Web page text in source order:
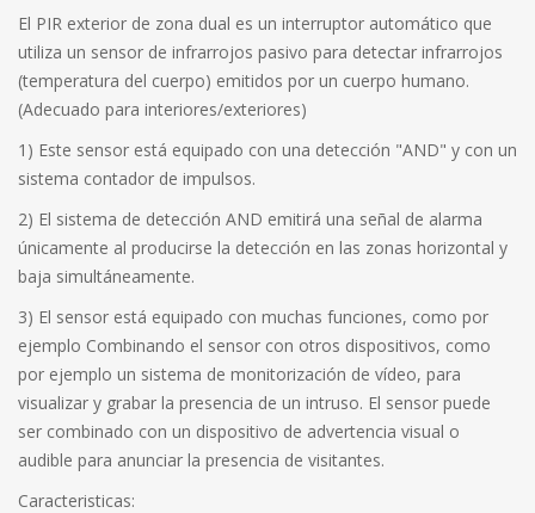
El PIR exterior de zona dual es un interruptor automático que
utiliza un sensor de infrarrojos pasivo para detectar infrarrojos
(temperatura del cuerpo) emitidos por un cuerpo humano.
(Adecuado para interiores/exteriores)
1) Este sensor está equipado con una detección "AND" y con un
sistema contador de impulsos.
2) El sistema de detección AND emitirá una señal de alarma
únicamente al producirse la detección en las zonas horizontal y
baja simultáneamente.
3) El sensor está equipado con muchas funciones, como por
ejemplo Combinando el sensor con otros dispositivos, como
por ejemplo un sistema de monitorización de vídeo, para
visualizar y grabar la presencia de un intruso. El sensor puede
ser combinado con un dispositivo de advertencia visual o
audible para anunciar la presencia de visitantes.
Caracteristicas: